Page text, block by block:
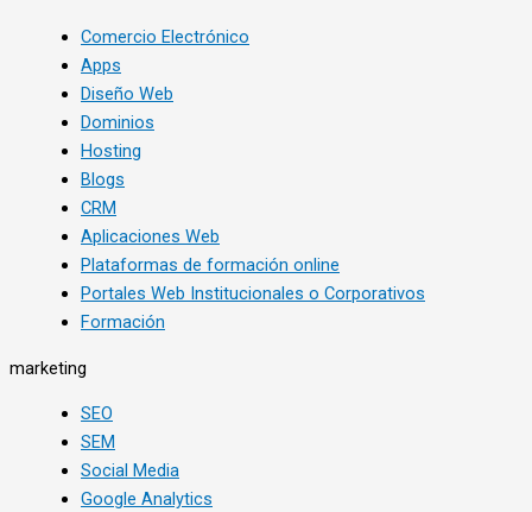
Comercio Electrónico
Apps
Diseño Web
Dominios
Hosting
Blogs
CRM
Aplicaciones Web
Plataformas de formación online
Portales Web Institucionales o Corporativos
Formación
marketing
SEO
SEM
Social Media
Google Analytics